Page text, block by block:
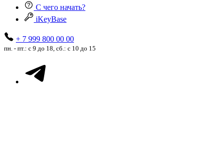
С чего начать?
iKeyBase
+ 7 999 800 00 00
пн. - пт.: с 9 до 18, сб.: с 10 до 15